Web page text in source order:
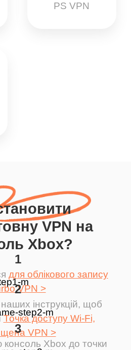
PS VPN
VPN на
Xbox?
1
для облікового запису
VPN >
2
інструкцій, щоб
Точка доступу Wi-Fi,
VPN >
3
консоль Xbox до точки